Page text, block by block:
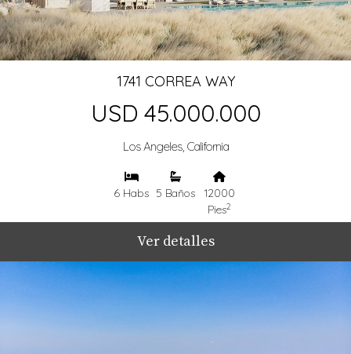
1741 CORREA WAY
USD 45.000.000
Los Angeles, California
6 Habs 5 Baños
12000
Pies2
Ver detalles